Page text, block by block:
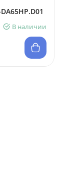
В наличии